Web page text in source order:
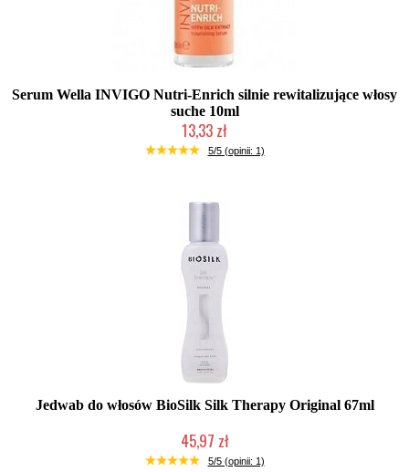
Serum Wella INVIGO Nutri-Enrich silnie rewitalizujące włosy
suche 10ml
13,33 zł
Produkt wycofany
5/5 (opinii: 1)
Jedwab do włosów BioSilk Silk Therapy Original 67ml
45,97 zł
Duża ilość (wysyłka w 24h)
5/5 (opinii: 1)